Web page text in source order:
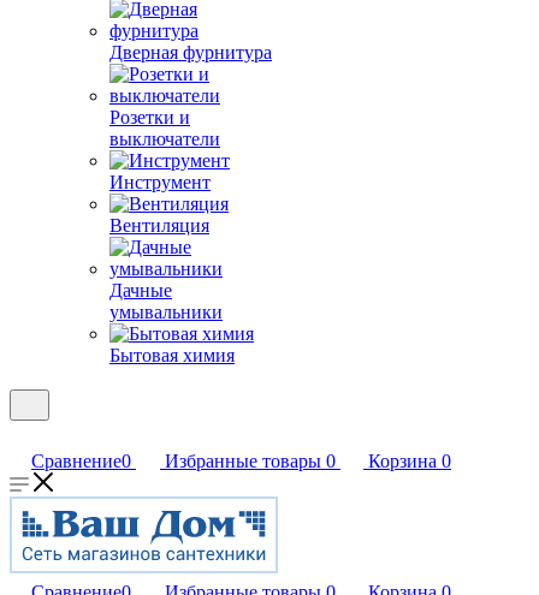
Дверная фурнитура
Розетки и
выключатели
Инструмент
Вентиляция
Дачные
умывальники
Бытовая химия
Сравнение0 Избранные товары 0 Корзина 0